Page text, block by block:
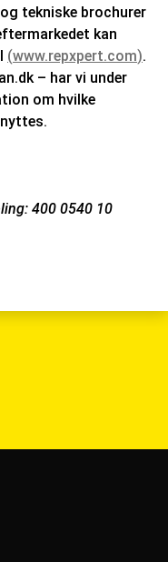
tekniske brochurer
kan
(www.repxpert.com).
– har vi under
om hvilke
400 0540 10